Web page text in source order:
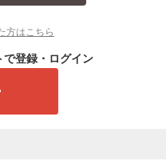
方はこちら
で登録・ログイン